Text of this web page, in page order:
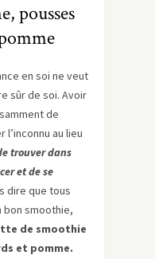
pousses
en soi ne veut
sûr de soi. Avoir
de
au lieu
trouver dans
et de se
dire que tous
bon smoothie,
de smoothie
et pomme.